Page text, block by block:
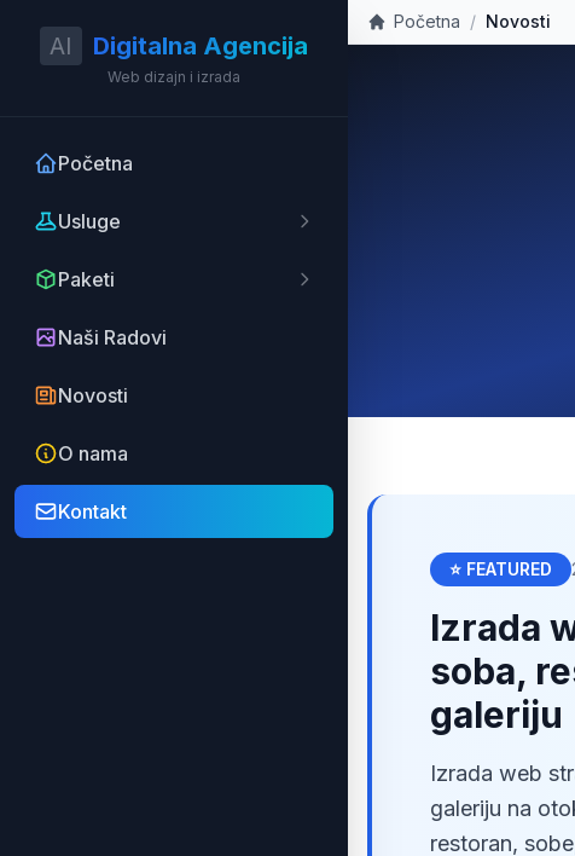
AI Digitalna Agencija
Web dizajn i izrada
Početna
Usluge
Paketi
Naši Radovi
Novosti
O nama
Kontakt
Početna / Novosti
⭐ FEATURED
Izrada
soba,
galeriju
Izrada web
galeriju na
restoran,